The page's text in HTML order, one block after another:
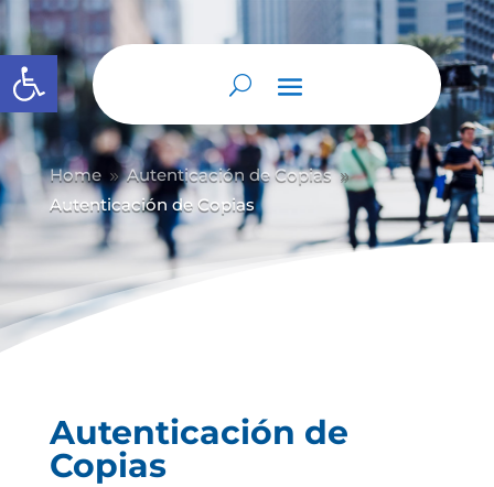
Abrir barra de herramientas
Home 9 Autenticación de Copias 9
Autenticación de Copias
Autenticación de
Copias